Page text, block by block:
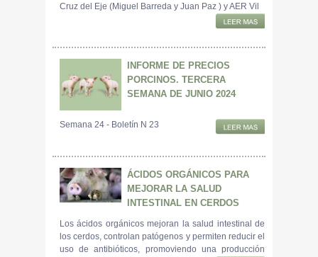
Cruz del Eje (Miguel Barreda y Juan Paz ) y AER Vil
INFORME DE PRECIOS
PORCINOS. TERCERA
SEMANA DE JUNIO 2024
Semana 24 - Boletín N 23
ÁCIDOS ORGÁNICOS PARA
MEJORAR LA SALUD
INTESTINAL EN CERDOS
Los ácidos orgánicos mejoran la salud intestinal de
los cerdos, controlan patógenos y permiten reducir el
uso de antibióticos, promoviendo una producción